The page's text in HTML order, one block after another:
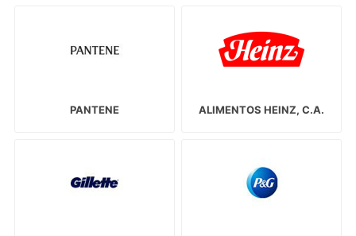
PANTENE ALIMENTOS HEINZ, C.A.